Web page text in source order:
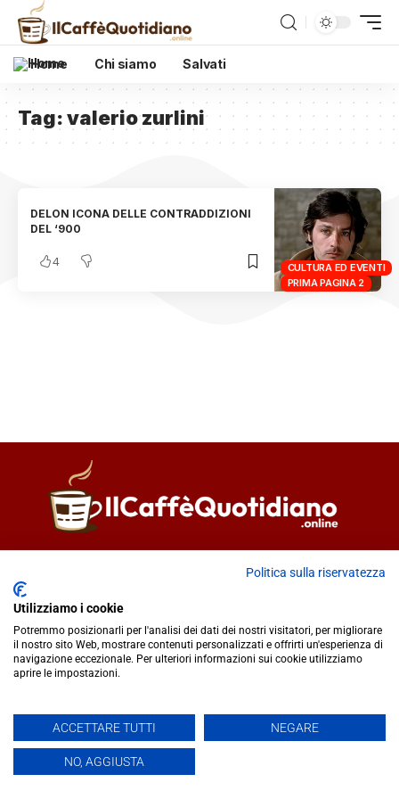
Home Chi siamo Salvati
Tag:valerio zurlini
CULTURA ED EVENTI
PRIMA PAGINA 2
DELON ICONA DELLE CONTRADDIZIONI
DEL ‘900
4
redazione@ilcaffequotidiano.online
C.F. 92076900858
Chi siamo
Privacy & Cookie Policy
IlCaffèQuotidiano.online è una testata giornalistica registrata
presso il Tribunale di Caltanissetta n.02/2024 del 17/07/2024 |
Realizzato da
Politica sulla riservatezza
Utilizziamo i cookie
Potremmo posizionarli per l'analisi dei dati dei nostri visitatori, per migliorare
il nostro sito Web, mostrare contenuti personalizzati e offrirti un'esperienza di
navigazione eccezionale. Per ulteriori informazioni sui cookie utilizziamo
aprire le impostazioni.
ACCETTARE TUTTI NEGARE
NO, AGGIUSTA